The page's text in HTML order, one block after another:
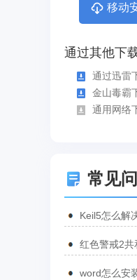
移动
通过其他下
通过迅雷
金山毒霸
通用网络
常见
Keil5怎么解
红色警戒2
word怎么安